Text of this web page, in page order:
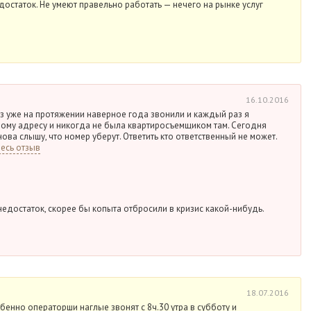
Не умеют правельно работать — нечего на рынке услуг
16.10.2016
уже на протяжении наверное года звонили и каждый раз я
адресу и никогда не была квартиросъемщиком там. Сегодня
слышу, что номер уберут. Ответить кто ответственный не может.
отзыв
скорее бы копыта отбросили в кризис какой-нибудь.
18.07.2016
операторши наглые звонят с 8ч.30 утра в субботу и